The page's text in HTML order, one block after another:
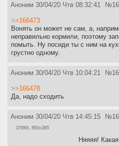
Аноним 30/04/20 Чтв 08:32:41 №
>>166473
Вонять он может не сам, а,
неправильно кормили, поэтому
помыть. Ну посиди ты с ним на
грустно одному.
Аноним 30/04/20 Чтв 10:04:21 №
>>166478
Да, надо сходить
Аноним 30/04/20 Чтв 14:45:15 №
379Кб, 850x385
Няяяя!